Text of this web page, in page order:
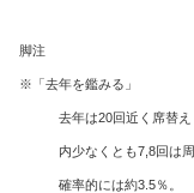
脚注
※「去年を鑑みる」
去年は20回近く席替え（
内少なくとも7,8回は周
確率的には約3.5％。